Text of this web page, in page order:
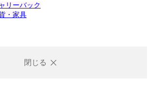
リーバック
・家具
閉じる